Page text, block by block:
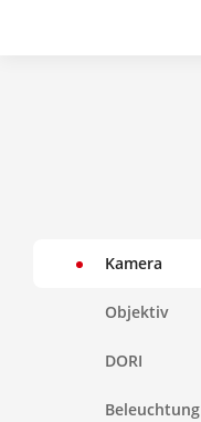
Kamera
Objektiv
DORI
Beleuchtung